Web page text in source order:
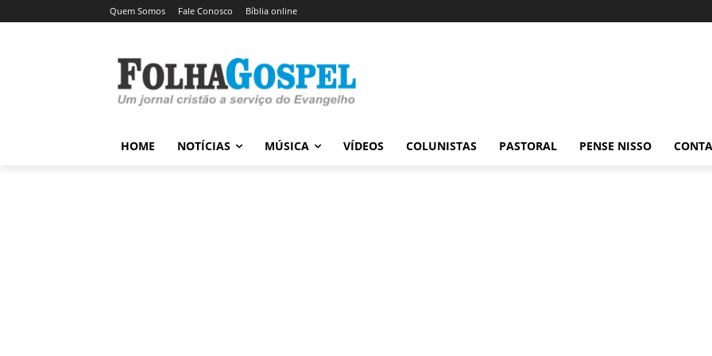
Quem Somos Fale Conosco Bíblia online
HOME NOTÍCIAS MÚSICA VÍDEOS COLUNISTAS PASTORAL PENSE NISSO